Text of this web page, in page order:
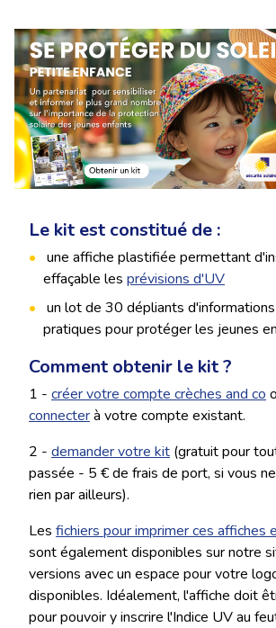
Le kit est constitué de :
une affiche plastifiée permettant
effaçable les prévisions d'UV
un lot de 30 dépliants
pratiques pour protéger les jeunes
Comment obtenir le kit ?
1 - créer votre compte crèches and co
connecterà votre compte existant.
2 - demander votre kit (gratuit pour
passée - 5 € de frais de port, si vous
rien par ailleurs).
Les fichiers pour imprimer ces affiches
sont également disponibles sur notre
versions avec un espace pour votre
disponibles. Idéalement, l'affiche doit
pour pouvoir y inscrire l'Indice UV au